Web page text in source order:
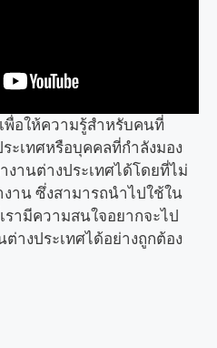
อให้ความรู้สำหรับคนที่
ะเทศหรือบุคคลที่กำลังมอง
งานต่างประเทศได้โดยที่ไม่
าน ซึ่งสามารถนำไปใช้ใน
รามีความสนใจอยากจะไป
างประเทศได้อย่างถูกต้อง